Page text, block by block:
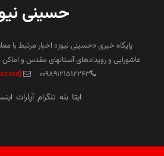
حسینی
پایگاه خبری «حسینی نیوز» اخبار مرتبط با
عاشورایی و رویدادهای آستانهای مقدس و
۰۰۹۸۹۱۲۱۵۱۲۲۶۳
[email protected]
ایتا بله تلگرام آپارات